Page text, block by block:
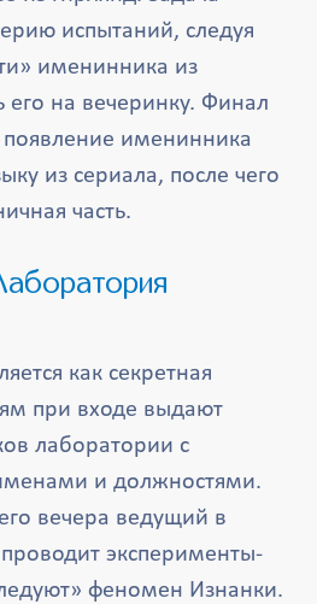
испытаний, следуя
именинника из
его на вечеринку. Финал
именинника
из сериала, после чего
часть.
как секретная
при входе выдают
лаборатории с
и должностями.
вечера ведущий в
эксперименты-
феномен Изнанки.